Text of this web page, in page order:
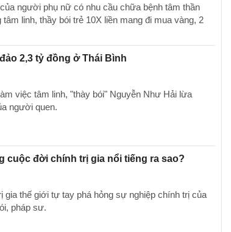
người phụ nữ có nhu cầu chữa bệnh tâm thần
tâm linh, thầy bói trẻ 10X liền mang đi mua vàng, 2
2,3 tỷ đồng ở Thái Bình
việc tâm linh, "thày bói" Nguyễn Như Hải lừa
người quen.
cuộc đời chính trị gia nổi tiếng ra sao?
gia thế giới tự tay phá hỏng sự nghiệp chính trị của
pháp sư.